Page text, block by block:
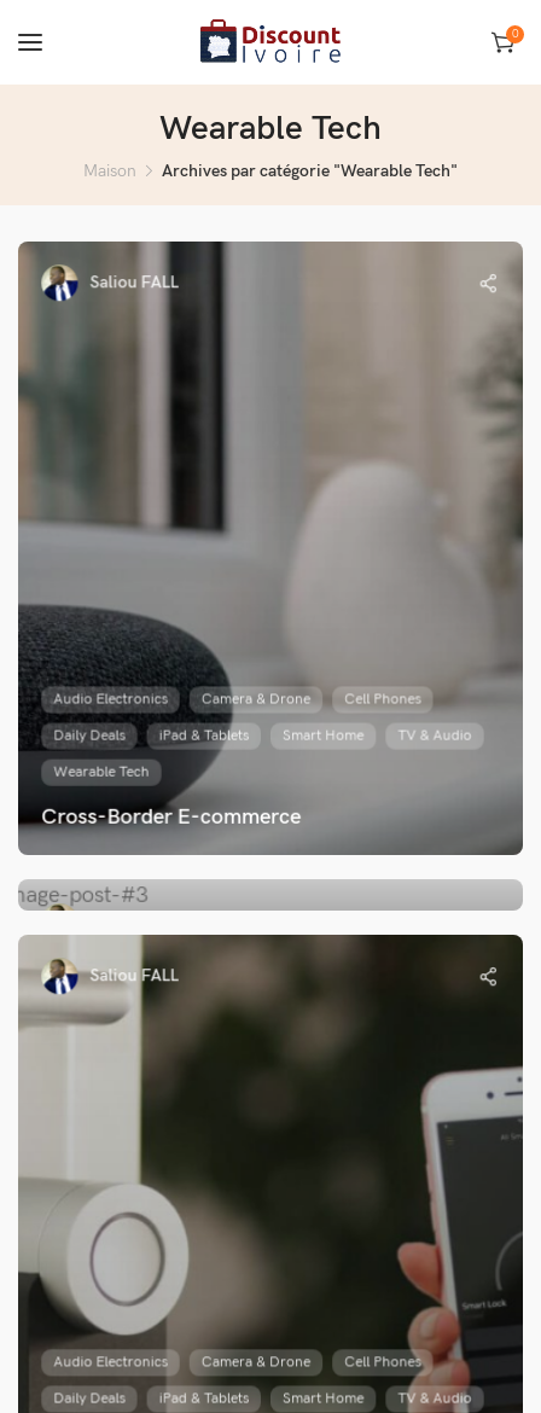
0
Wearable Tech
Maison Archives par catégorie "Wearable Tech"
Saliou FALL
Audio Electronics Camera & Drone
Cell Phones
Daily Deals
iPad & Tablets Smart Home
TV & Audio
Wearable Tech
Cross-Border E-commerce
Audio Electronics
Daily Deals
iPad & Tablets
Gift ideas for couples to make specialoccasions
Saliou FALL
Audio Electronics Camera & Drone
Cell Phones
Daily Deals
iPad & Tablets Smart Home TV & Audio